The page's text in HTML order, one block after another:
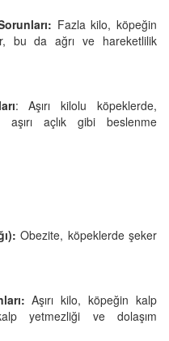
Fazla kilo, köpeğin
bu da ağrı ve hareketlilik
: Aşırı kilolu köpeklerde,
aşırı açlık gibi beslenme
Obezite, köpeklerde şeker
Aşırı kilo, köpeğin kalp
yetmezliği ve dolaşım